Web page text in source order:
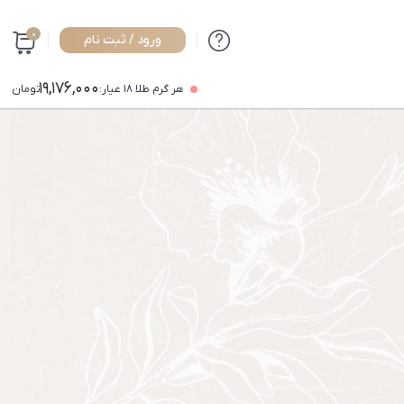
ورود / ثبت نام 0
هر گرم طلا ۱۸ عیار: 19,176,000تومان